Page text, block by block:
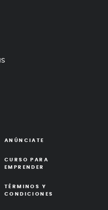
ANÚNCIATE
CURSO PARA
EMPRENDER
TÉRMINOS Y
CONDICIONES